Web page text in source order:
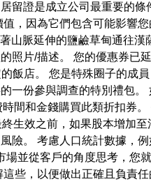
留證是成立公司最重要的條
，因為它們包含可能影響
山脈延伸的鹽鹼草甸通往漢
照片/描述。 您的優惠券已
飯店。 您是特殊圈子的成
一份參與調查的特別禮包。
間和金錢購買此類折扣券
生效之前，如果股本增加
險。 考慮人口統計數據，
場並從客戶的角度思考，您
些，以便做出正確且負責